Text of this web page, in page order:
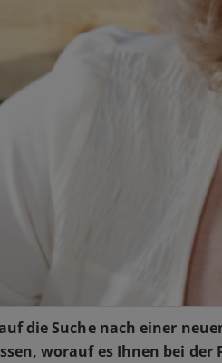
die Suche nach einer
worauf es Ihnen bei